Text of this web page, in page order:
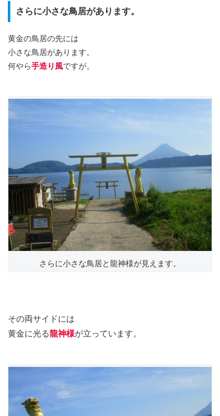
さらに小さな鳥居があります。
黄金の鳥居の先には
小さな鳥居があります。
何やら手造り風ですが。
さらに小さな鳥居と龍神様が見えます。
その両サイドには
黄金に光る龍神様が立っています。